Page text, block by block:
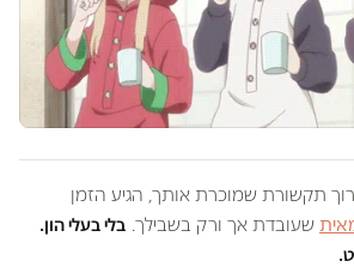
תקשורת שמוכרת אותך, הגיע הזמן
שעובדת אך ורק בשבילך. בלי בעלי הון.